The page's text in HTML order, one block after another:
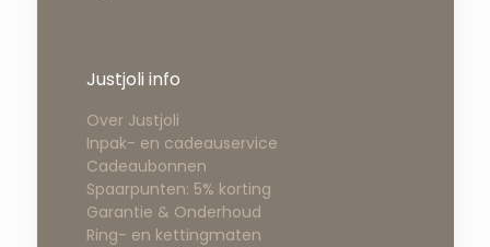
Justjoli info
Over Justjoli
Inpak- en cadeauservice
Cadeaubonnen
Spaarpunten: 5% korting
Garantie & Onderhoud
Ring- en kettingmaten